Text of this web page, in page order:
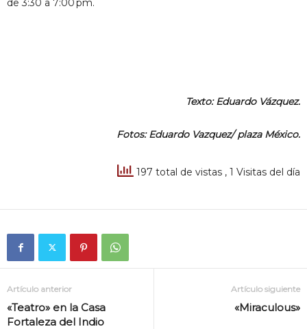
de 3:30 a 7:00 pm.
Texto: Eduardo Vázquez.
Fotos: Eduardo Vazquez/ plaza México.
197 total de vistas , 1 Visitas del día
Artículo anterior
«Teatro» en la Casa
Fortaleza del Indio
Artículo siguiente
«Miraculous»